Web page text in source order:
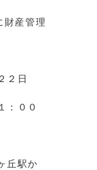
財産管理
２日
００
丘駅か